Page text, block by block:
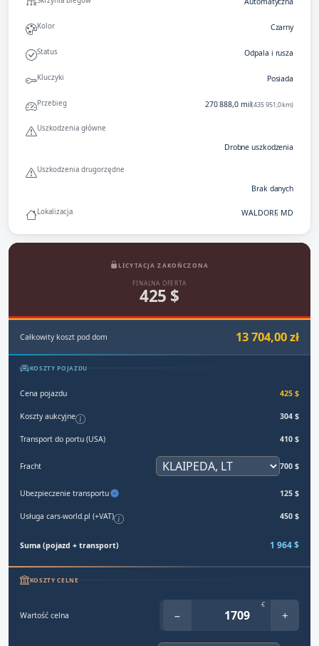
Kolor Czarny
Status Odpala i rusza
Kluczyki Posiada
Przebieg 270 888,0 mil(435 951,0 km)
Uszkodzenia główne
Drobne uszkodzenia
Uszkodzenia drugorzędne
Brak danych
Lokalizacja WALDORF, MD
LICYTACJA ZAKOŃCZONA
FINALNA OFERTA
425 $
Całkowity koszt pod dom 13 704,00 zł
KOSZTY POJAZDU
Cena pojazdu 425 $
Koszty aukcyjne 304 $
Transport do portu (USA) 410 $
Fracht 700 $
Ubezpieczenie transportu 125 $
Usługa cars-world.pl (+VAT) 450 $
Suma (pojazd + transport) 1 964 $
KOSZTY CELNE
Wartość celna −
€
+